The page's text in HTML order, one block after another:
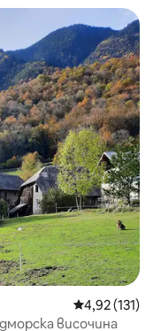
Средна
4,92 (131)
височина